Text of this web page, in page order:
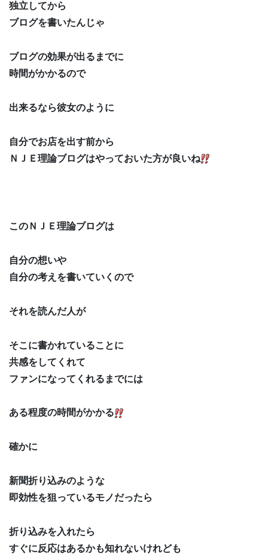
独立してから
ブログを書いたんじゃ
ブログの効果が出るまでに
時間がかかるので
出来るなら彼女のように
自分でお店を出す前から
ＮＪＥ理論ブログはやっておいた方が良いね
このＮＪＥ理論ブログは
自分の想いや
自分の考えを書いていくので
それを読んだ人が
そこに書かれていることに
共感をしてくれて
ファンになってくれるまでには
ある程度の時間がかかる
確かに
新聞折り込みのような
即効性を狙っているモノだったら
折り込みを入れたら
すぐに反応はあるかも知れないけれども